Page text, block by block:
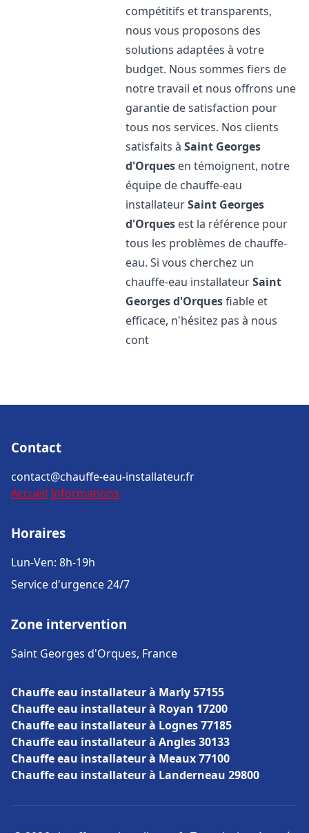
compétitifs et transparents,
nous vous proposons des
solutions adaptées à votre
budget. Nous sommes fiers de
notre travail et nous offrons une
garantie de satisfaction pour
tous nos services. Nos clients
satisfaits àSaint Georges
d'Orques en témoignent, notre
équipe de chauffe-eau
installateurSaint Georges
d'Orques est la référence pour
tous les problèmes de chauffe-
eau. Si vous cherchez un
chauffe-eau installateurSaint
Georges d'Orquesfiable et
efficace, n'hésitez pas à nous
cont
Contact
contact@chauffe-eau-installateur.fr
Accueil Informations
Horaires
Lun-Ven: 8h-19h
Service d'urgence 24/7
Zone intervention
Saint Georges d'Orques, France
Chauffe eau installateur à Marly 57155
Chauffe eau installateur à Royan 17200
Chauffe eau installateur à Lognes 77185
Chauffe eau installateur à Angles 30133
Chauffe eau installateur à Meaux 77100
Chauffe eau installateur à Landerneau 29800